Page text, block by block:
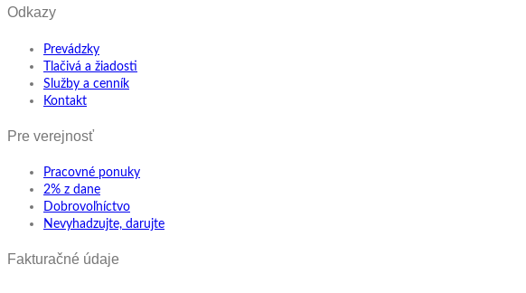
Odkazy
Prevádzky
Tlačivá a žiadosti
Služby a cenník
Kontakt
Pre verejnosť
Pracovné ponuky
2% z dane
Dobrovoľníctvo
Nevyhadzujte, darujte
Fakturačné údaje